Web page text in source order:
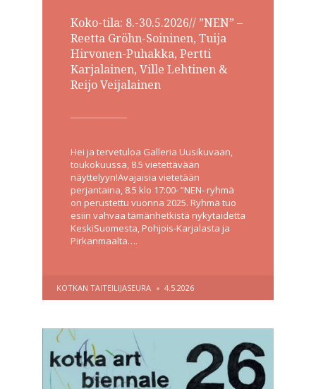
Koko-tila: 8.-30.5.2026// ”NEN” –
Reetta Gröhn-Soininen, Tuija
Hirvonen-Puhakka, Pertti
Karjalainen, Ville Lehtinen &
Reijo Veijalainen
Hei ja tervetuloa Galleria Uusikuvaan,
toukokuussa, 8.5 vietettävään
näyttelyyn!Avajaisia vietetään
perjantaina, 8.5 klo 17:00- ”NEN- ryhmä
on perustettu vuonna 2025. Ryhmä tuo
esiin vahvaa tämänhetkistä nykytaidetta
KeskiSuomesta, Pohjois-Karjalasta ja
Pirkanmaalta….
POSTED
BY
KOTKAN TAITEILIJASEURA 4.5.2026